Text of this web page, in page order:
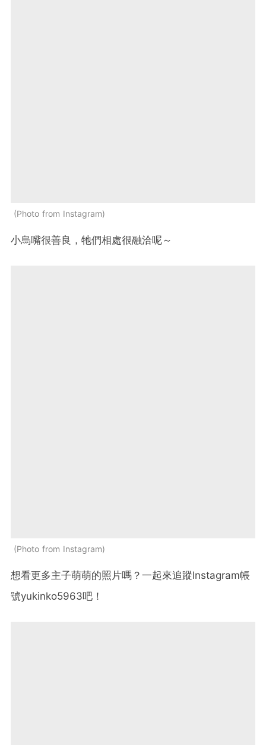
Photo from Instagram
小烏嘴很善良，牠們相處很融洽呢～
Photo from Instagram
想看更多主子萌萌的照片嗎？一起來追蹤Instagram帳
號yukinko5963吧！